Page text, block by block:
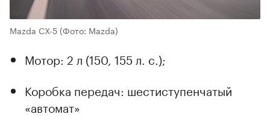
Mazda CX-5(Фото: Mazda)
Мотор: 2 л (150, 155 л. с.);
Коробка передач: шестиступенчатый
«автомат»